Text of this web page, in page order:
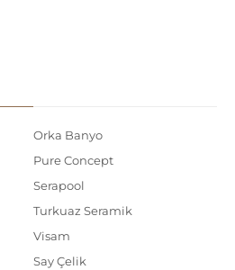
Orka Banyo
Pure Concept
Serapool
Turkuaz Seramik
Visam
Say Çelik